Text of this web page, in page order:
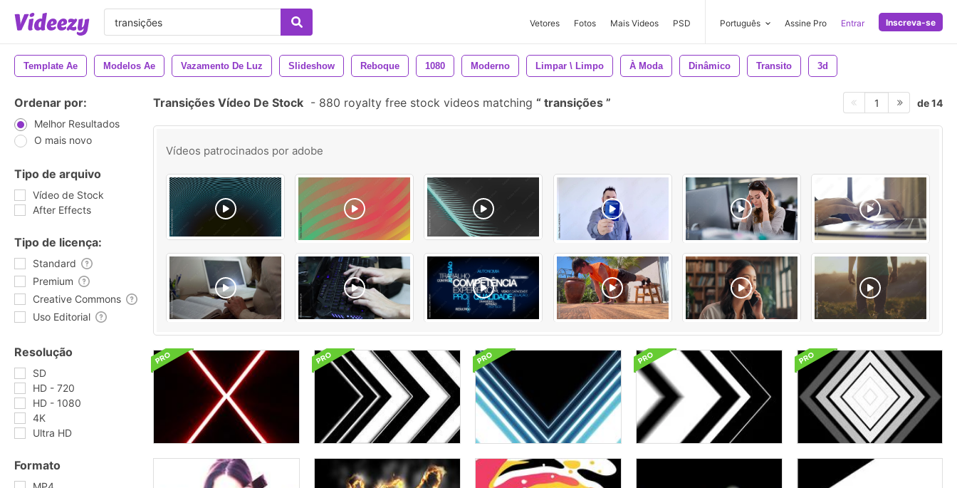
Vetores Fotos Mais Videos PSD Português Assine Pro Entrar Inscreva-se
Template Ae Modelos Ae Vazamento De Luz Slideshow Reboque 1080 Moderno Limpar \ Limpo À Moda Dinâmico Transito 3d
Ordenar por:
Melhor Resultados
O mais novo
Tipo de arquivo
Vídeo de Stock
After Effects
Tipo de licença:
Standard
Premium
Creative Commons
Uso Editorial
Resolução
SD
HD - 720
HD - 1080
4K
Ultra HD
Formato
Transições Vídeo De Stock - 880 royalty free stock videos matching transições 1 de 14
Vídeos patrocinados por adobe